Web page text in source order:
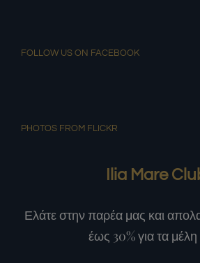
FOLLOW US ON FACEBOOK
PHOTOS FROM FLICKR
Ilia Mare
Ελάτε στην παρέα μας και
έως 30% για τα